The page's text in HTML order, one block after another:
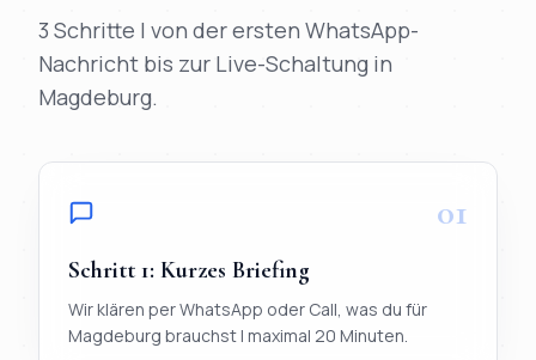
3 Schritte | von der ersten WhatsApp-
Nachricht bis zur Live-Schaltung in
Magdeburg.
01
Schritt 1: Kurzes Briefing
Wir klären per WhatsApp oder Call, was du für
Magdeburg brauchst | maximal 20 Minuten.